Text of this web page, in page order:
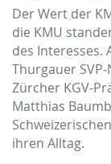
Der Wert der
die KMU
des Interesses.
Thurgauer
Zürcher KGV-
Matthias
ihren Alltag.